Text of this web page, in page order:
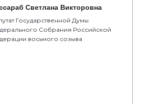
Светлана Викторовна
Государственной Думы
Собрания Российской
восьмого созыва